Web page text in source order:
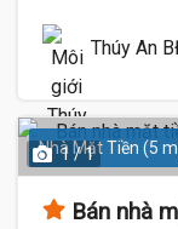
Thúy An
Nhà Mặt Tiền (5
1 / 1
Bán nhà